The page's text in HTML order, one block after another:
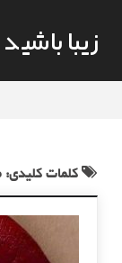
زیبا باشید
کلمات